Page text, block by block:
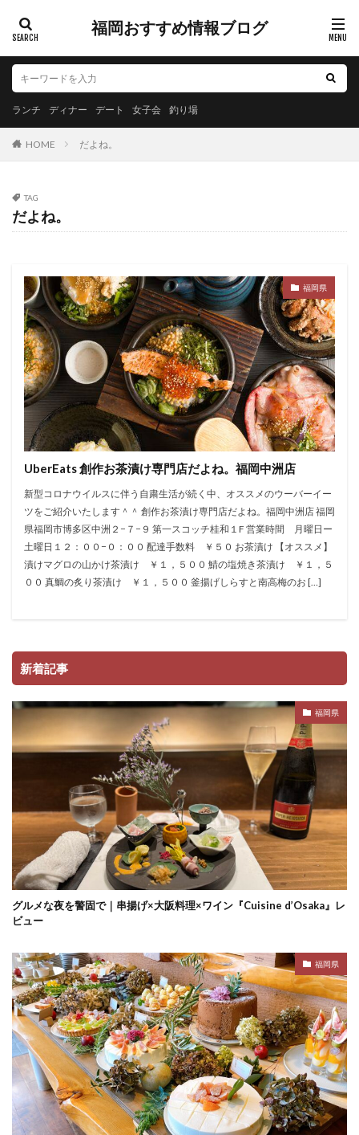
福岡おすすめ情報ブログ
ランチ ディナー デート 女子会 釣り場
HOME だよね。
TAG
だよね。
福岡県
UberEats 創作お茶漬け専門店だよね。福岡中洲店
新型コロナウイルスに伴う自粛生活が続く中、オススメのウーバーイー
ツをご紹介いたします＾＾ 創作お茶漬け専門店だよね。福岡中洲店 福岡
県福岡市博多区中洲２−７−９ 第一スコッチ桂和１F 営業時間 月曜日ー
土曜日１２：００−０：００ 配達手数料 ￥５０ お茶漬け 【オススメ】
漬けマグロの山かけ茶漬け ￥１，５００ 鯖の塩焼き茶漬け ￥１，５
００ 真鯛の炙り茶漬け ￥１，５００ 釜揚げしらすと南高梅のお […]
新着記事
福岡県
グルメな夜を警固で｜串揚げ×大阪料理×ワイン『Cuisine d’Osaka』レ
ビュー
福岡県